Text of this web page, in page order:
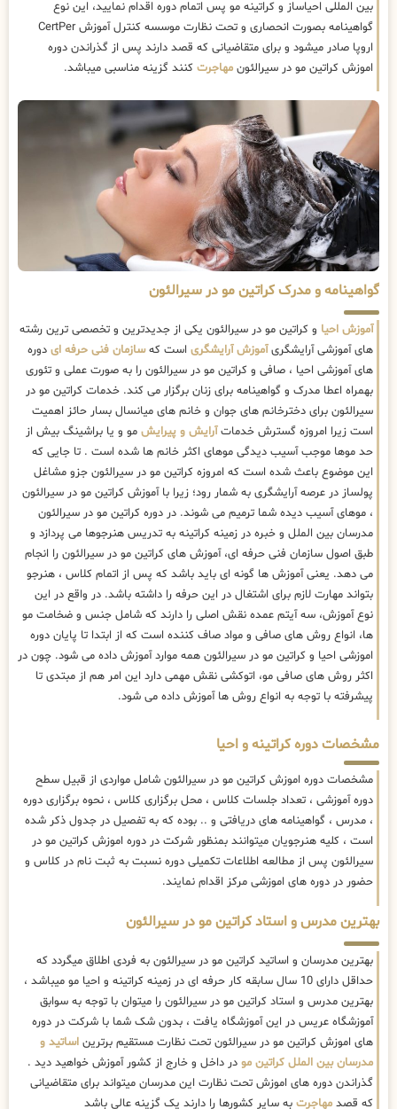
بین المللی احیاساز و کراتینه مو پس اتمام دوره اقدام نمایید، این نوع
گواهینامه بصورت انحصاری و تحت نظارت موسسه کنترل آموزش CertPer
اروپا صادر میشود و برای متقاضیانی که قصد دارند پس از گذراندن دوره
اموزش کراتین مو در سیرالئون مهاجرت کنند گزینه مناسبی میباشد.
گواهینامه و مدرک کراتین مو در سیرالئون
آموزش احیا و کراتین مو در سیرالئون یکی از جدیدترین و تخصصی ترین رشته
های آموزشی آرایشگریآموزش آرایشگری است کهسازمان فنی حرفه ای دوره
های آموزشی احیا ، صافی و کراتین مو در سیرالئون را به صورت عملی و تئوری
بهمراه اعطا مدرک و گواهینامه برای زنان برگزار می کند. خدمات کراتین مو در
سیرالئون برای دخترخانم های جوان و خانم های میانسال بسار حائز اهمیت
است زیرا امروزه گسترش خدماتآرایش و پیرایش مو و یا براشینگ بیش از
حد موها موجب آسیب دیدگی موهای اکثر خانم ها شده است . تا جایی که
این موضوع باعث شده است که امروزه کراتین مو در سیرالئون جزو مشاغل
پولساز در عرصه آرایشگری به شمار رود؛ زیرا با آموزش کراتین مو در سیرالئون
، موهای آسیب دیده شما ترمیم می شوند. در دوره کراتین مو در سیرالئون
مدرسان بین الملل و خبره در زمینه کراتینه به تدریس هنرجوها می پردازد و
طبق اصول سازمان فنی حرفه ای، آموزش های کراتین مو در سیرالئون را انجام
می دهد. یعنی آموزش ها گونه ای باید باشد که پس از اتمام کلاس ، هنرجو
بتواند مهارت لازم برای اشتغال در این حرفه را داشته باشد. در واقع در این
نوع آموزش، سه آیتم عمده نقش اصلی را دارند که شامل جنس و ضخامت مو
ها، انواع روش های صافی و مواد صاف کننده است که از ابتدا تا پایان دوره
اموزشی احیا و کراتین مو در سیرالئون همه موارد آموزش داده می شود. چون در
اکثر روش های صافی مو، اتوکشی نقش مهمی دارد این امر هم از مبتدی تا
پیشرفته با توجه به انواع روش ها آموزش داده می شود.
مشخصات دوره کراتینه و احیا
مشخصات دوره اموزش کراتین مو در سیرالئون شامل مواردی از قبیل سطح
دوره آموزشی ، تعداد جلسات کلاس ، محل برگزاری کلاس ، نحوه برگزاری دوره
، مدرس ، گواهینامه های دریافتی و .. بوده که به تفصیل در جدول ذکر شده
است ، کلیه هنرجویان میتوانند بمنظور شرکت در دوره اموزش کراتین مو در
سیرالئون پس از مطالعه اطلاعات تکمیلی دوره نسبت به ثبت نام در کلاس و
حضور در دوره های اموزشی مرکز اقدام نمایند.
بهترین مدرس و استاد کراتین مو در سیرالئون
بهترین مدرسان و اساتید کراتین مو در سیرالئون به فردی اطلاق میگردد که
حداقل دارای 10 سال سابقه کار حرفه ای در زمینه کراتینه و احیا مو میباشد ،
بهترین مدرس و استاد کراتین مو در سیرالئون را میتوان با توجه به سوابق
آموزشگاه عریس در این آموزشگاه یافت ، بدون شک شما با شرکت در دوره
های اموزش کراتین مو در سیرالئون تحت نظارت مستقیم برترین اساتید و
مدرسان بین الملل کراتین مو در داخل و خارج از کشور آموزش خواهید دید .
گذراندن دوره های اموزش تحت نظارت این مدرسان میتواند برای متقاضیانی
که قصد مهاجرت به سایر کشورها را دارند یک گزینه عالی باشد